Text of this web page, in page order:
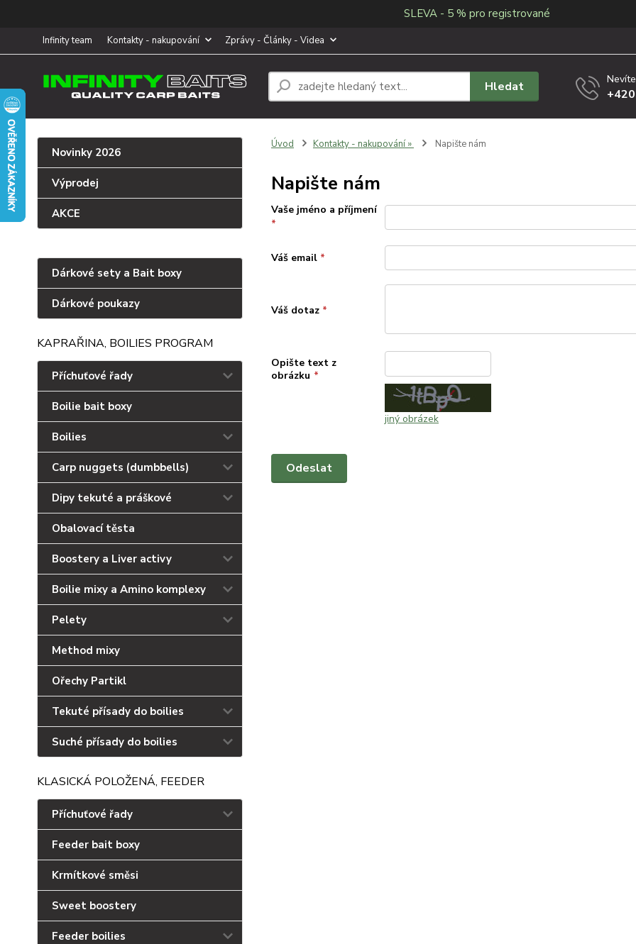
SLEVA - 5 % pro registrované
Infinity team Kontakty - nakupování Zprávy - Články - Videa
Hledat
Novinky 2026
Výprodej
AKCE
Dárkové sety a Bait boxy
Dárkové poukazy
KAPRAŘINA, BOILIES PROGRAM
Příchuťové řady
Boilie bait boxy
Boilies
Carp nuggets (dumbbells)
Dipy tekuté a práškové
Obalovací těsta
Boostery a Liver activy
Boilie mixy a Amino komplexy
Pelety
Method mixy
Ořechy Partikl
Tekuté přísady do boilies
Suché přísady do boilies
KLASICKÁ POLOŽENÁ, FEEDER
Příchuťové řady
Feeder bait boxy
Krmítkové směsi
Sweet boostery
Feeder boilies
Úvod Kontakty - nakupování » Napište nám
Napište nám
Vaše jméno a příjmení
*
Váš email *
Váš dotaz *
Opište text z
obrázku *
jiný obrázek